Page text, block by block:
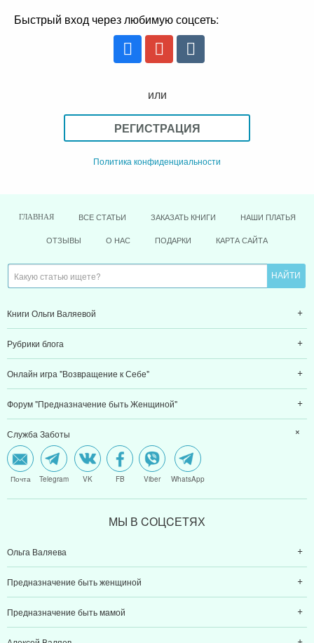
Быстрый вход через любимую соцсеть:
или
РЕГИСТРАЦИЯ
Политика конфиденциальности
ГЛАВНАЯ ВСЕ СТАТЬИ ЗАКАЗАТЬ КНИГИ НАШИ ПЛАТЬЯ
ОТЗЫВЫ О НАС ПОДАРКИ КАРТА САЙТА
Книги Ольги Валяевой
Рубрики блога
Онлайн игра "Возвращение к Себе"
Форум "Предназначение быть Женщиной"
Служба Заботы
Почта Telegram VK FB Viber WhatsApp
МЫ В CОЦCЕТЯХ
Ольга Валяева
Предназначение быть женщиной
Предназначение быть мамой